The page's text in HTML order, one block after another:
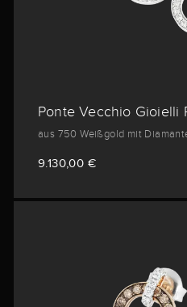
Ponte Vecchio Gioielli
aus 750 Weißgold mit
9.130,00 €